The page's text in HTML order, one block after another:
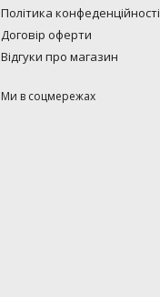
Політика конфеденційності
Договір оферти
Відгуки про магазин
Ми в соцмережах